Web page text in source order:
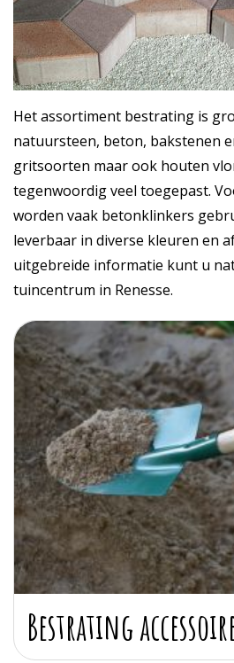
Het assortiment bestrating is
natuursteen, beton, bakstenen
gritsoorten maar ook houten
tegenwoordig veel toegepast.
worden vaak betonklinkers
leverbaar in diverse kleuren en
uitgebreide informatie kunt u
tuincentrum in Renesse.
Bestrating